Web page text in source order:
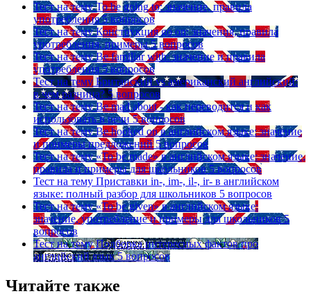
Тест на тему To be going to: значение, правила
употребления 5 вопросов
Тест на тему Конструкция go on: значения, правила
употребления, примеры 5 вопросов
Тест на тему Be familiar with: значение и правила
употребления 5 вопросов
Тест на тему Британский vs американский английский:
в чем разница? 5 вопросов
Тест на тему Be mad about - как переводится и как
использовать в речи 5 вопросов
Тест на тему Be hooked on в английском языке: значение
и примеры предложений 5 вопросов
Тест на тему «To be made» в английском языке: значение,
правила и примеры для школьников 5 вопросов
Тест на тему Приставки in-, im-, il-, ir- в английском
языке: полный разбор для школьников 5 вопросов
Тест на тему «To be given» в английском языке:
значение, употребление и примеры для школьников 5
вопросов
Тест на тему Подборка интересных фактов про
английский язык 5 вопросов
Читайте также